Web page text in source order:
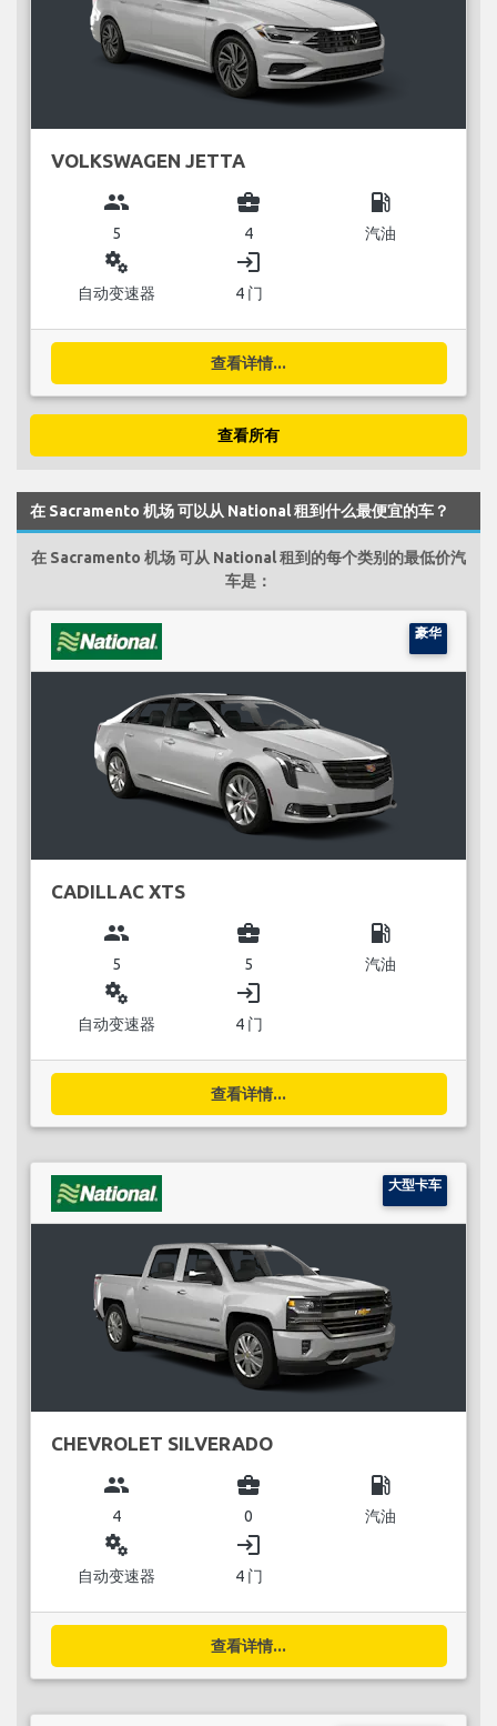
VOLKSWAGEN JETTA
group
5
business_center
4
local_gas_station
汽油
miscellaneous_services
自动变速器
login
4 门
查看详情...
查看所有
在 Sacramento 机场 可以从 National 租到什么最便宜的车？
在 Sacramento 机场 可从 National 租到的每个类别的最低价汽
车是：
豪华
CADILLAC XTS
group
5
business_center
5
local_gas_station
汽油
miscellaneous_services
自动变速器
login
4 门
查看详情...
大型卡车
CHEVROLET SILVERADO
group
4
business_center
0
local_gas_station
汽油
miscellaneous_services
自动变速器
login
4 门
查看详情...